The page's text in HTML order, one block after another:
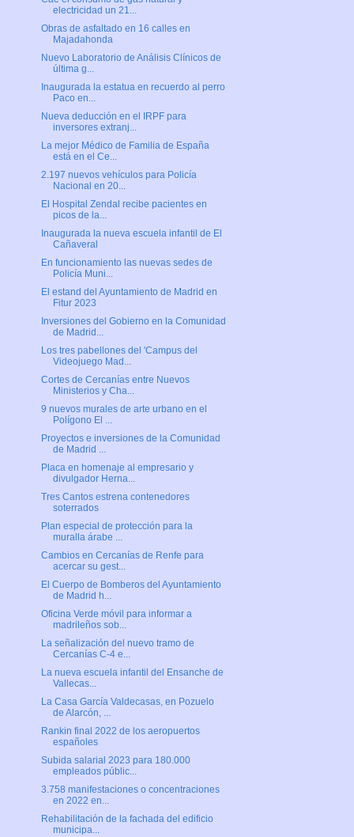
electricidad un 21...
Obras de asfaltado en 16 calles en
Majadahonda
Nuevo Laboratorio de Análisis Clínicos de
última g...
Inaugurada la estatua en recuerdo al perro
Paco en...
Nueva deducción en el IRPF para
inversores extranj...
La mejor Médico de Familia de España
está en el Ce...
2.197 nuevos vehículos para Policía
Nacional en 20...
El Hospital Zendal recibe pacientes en
picos de la...
Inaugurada la nueva escuela infantil de El
Cañaveral
En funcionamiento las nuevas sedes de
Policía Muni...
El estand del Ayuntamiento de Madrid en
Fitur 2023
Inversiones del Gobierno en la Comunidad
de Madrid...
Los tres pabellones del 'Campus del
Videojuego Mad...
Cortes de Cercanías entre Nuevos
Ministerios y Cha...
9 nuevos murales de arte urbano en el
Polígono El ...
Proyectos e inversiones de la Comunidad
de Madrid ...
Placa en homenaje al empresario y
divulgador Herna...
Tres Cantos estrena contenedores
soterrados
Plan especial de protección para la
muralla árabe ...
Cambios en Cercanías de Renfe para
acercar su gest...
El Cuerpo de Bomberos del Ayuntamiento
de Madrid h...
Oficina Verde móvil para informar a
madrileños sob...
La señalización del nuevo tramo de
Cercanías C-4 e...
La nueva escuela infantil del Ensanche de
Vallecas...
La Casa García Valdecasas, en Pozuelo
de Alarcón, ...
Rankin final 2022 de los aeropuertos
españoles
Subida salarial 2023 para 180.000
empleados públic...
3.758 manifestaciones o concentraciones
en 2022 en...
Rehabilitación de la fachada del edificio
municipa...